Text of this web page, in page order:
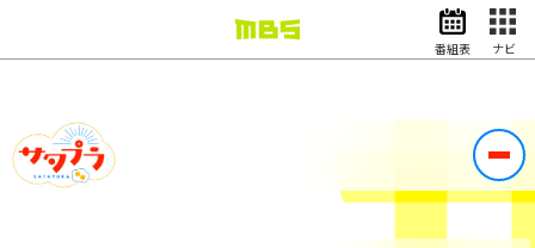
番組表 ナビ